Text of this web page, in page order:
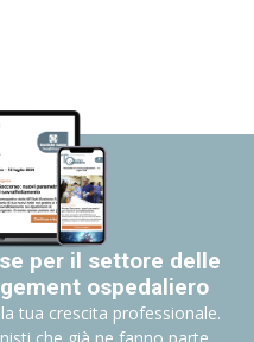
per il settore delle
ospedaliero
tua crescita professionale.